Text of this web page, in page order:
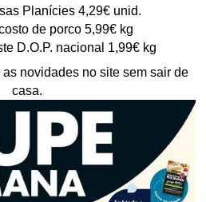
Planícies 4,29€ unid.
de porco 5,99€ kg
D.O.P. nacional 1,99€ kg
novidades no site sem sair de
casa.